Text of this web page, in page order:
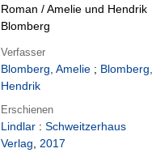
Roman / Amelie und Hendrik
Blomberg
Verfasser
Blomberg, Amelie ; Blomberg,
Hendrik
Erschienen
Lindlar : Schweitzerhaus
Verlag, 2017